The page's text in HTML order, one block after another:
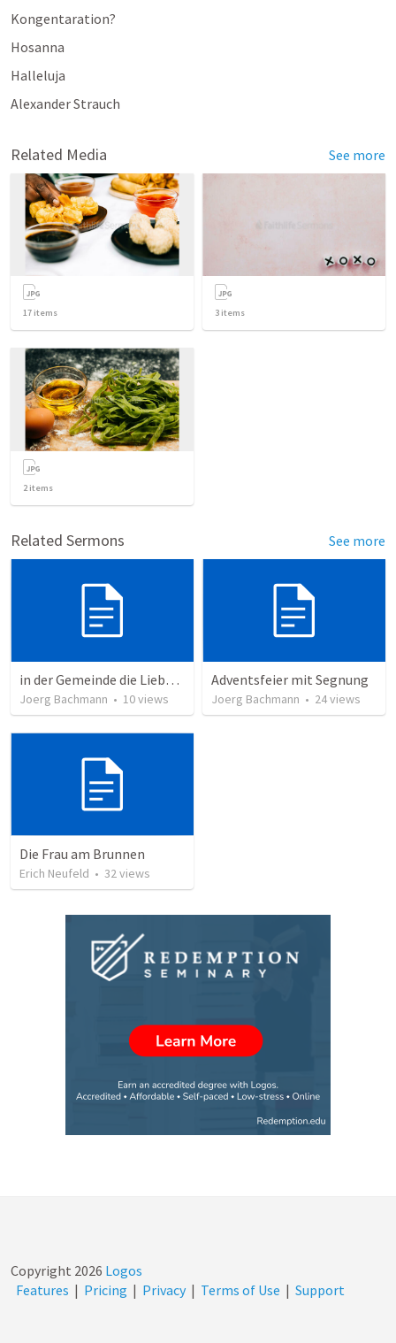
Kongentaration?
Hosanna
Halleluja
Alexander Strauch
Related Media See more
17 items 3 items
2items
Related Sermons See more
in der Gemeinde die Liebe Gottes leben
Joerg Bachmann • 10views
Adventsfeier mit Segnung
Joerg Bachmann • 24views
Die Frau am Brunnen
Erich Neufeld • 32views
Copyright 2026 Logos
Features | Pricing | Privacy | Terms of Use | Support